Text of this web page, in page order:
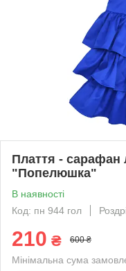
Плаття - сарафан
"Попелюшка"
В наявності
Код: пн 944 гол
210 ₴ 600 ₴
Мінімальна сума